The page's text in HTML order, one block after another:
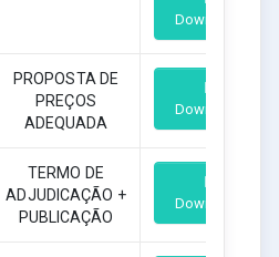
Download
PROPOSTA DE
PREÇOS
ADEQUADA
Download
TERMO DE
ADJUDICAÇÃO +
PUBLICAÇÃO
Download